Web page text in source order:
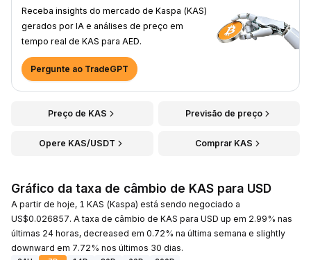
Receba insights do mercado de Kaspa (KAS)
gerados por IA e análises de preço em
tempo real de KAS para AED.
Pergunte ao TradeGPT
Preço de KAS Previsão de preço
Opere KAS/USDT Comprar KAS
Gráfico da taxa de câmbio de KAS para USD
A partir de hoje, 1 KAS (Kaspa) está sendo negociado a
US$0.026857. A taxa de câmbio de KAS para USD up em 2.99% nas
últimas 24 horas, decreased em 0.72% na última semana e slightly
downward em 7.72% nos últimos 30 dias.